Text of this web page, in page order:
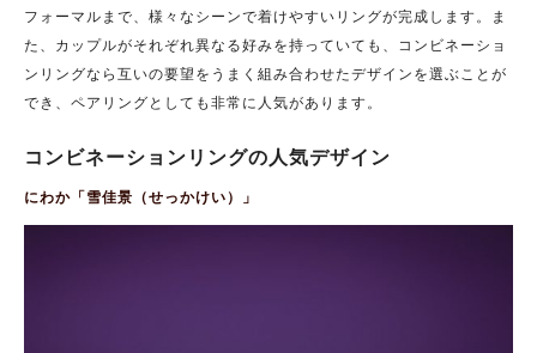
フォーマルまで、様々なシーンで着けやすいリングが完成します。ま
た、カップルがそれぞれ異なる好みを持っていても、コンビネーショ
ンリングなら互いの要望をうまく組み合わせたデザインを選ぶことが
でき、ペアリングとしても非常に人気があります。
コンビネーションリングの人気デザイン
にわか「雪佳景（せっかけい）」